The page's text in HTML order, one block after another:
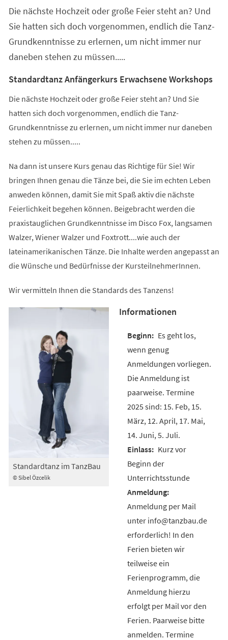
Die nächste Hochzeit oder große Feier steht an? Und
Sie hatten sich doch vorgenommen, endlich die Tanz-
Grundkenntnisse zu erlernen, um nicht immer nur
daneben stehen zu müssen.....
Standardtanz Anfängerkurs Erwachsene Workshops
Die nächste Hochzeit oder große Feier steht an? Und Sie
hatten sich doch vorgenommen, endlich die Tanz-
Grundkenntnisse zu erlernen, um nicht immer nur daneben
stehen zu müssen.....
Na dann ist unsere Kurs genau das Richtige für Sie! Wir
bringen Ihnen genau die Tänze bei, die Sie im echten Leben
anweden können, damit Sie mit Spaß aktiv die nächste
Feierlichkeit begehen können. Beigebracht werden die
praxistauglichen Grundkenntnisse im Disco Fox, langsamen
Walzer, Wiener Walzer und Foxtrott....wie auch der
lateinamerikanischen Tänze. Die Inhalte werden angepasst an
die Wünsche und Bedürfnisse der KursteilnehmerInnen.
Wir vermitteln Ihnen die Standards des Tanzens!
© Sibel Özcelik
Standardtanz im TanzBau
Informationen
Es geht los,
wenn genug
Anmeldungen vorliegen.
Die Anmeldung ist
paarweise. Termine
2025 sind: 15. Feb, 15.
März, 12. April, 17. Mai,
14. Juni, 5. Juli.
Kurz vor
Beginn der
Unterrichtsstunde
Anmeldung per Mail
unter info@tanzbau.de
erforderlich! In den
Ferien bieten wir
teilweise ein
Ferienprogramm, die
Anmeldung hierzu
erfolgt per Mail vor den
Ferien. Paarweise bitte
anmelden. Termine